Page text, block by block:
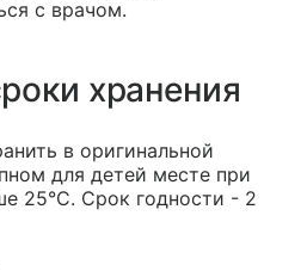
с врачом.
хранения
в оригинальной
для детей месте при
25°С. Срок годности - 2